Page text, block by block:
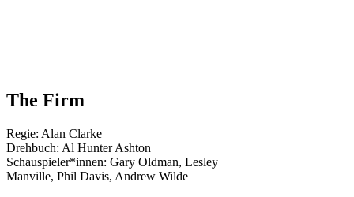
The Firm
Regie: Alan Clarke
Drehbuch: Al Hunter Ashton
Schauspieler*innen: Gary Oldman, Lesley
Manville, Phil Davis, Andrew Wilde